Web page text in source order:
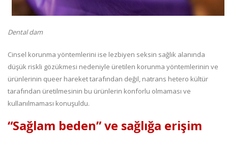
Dental dam
Cinsel korunma yöntemlerini ise lezbiyen seksin sağlık alanında
düşük riskli gözükmesi nedeniyle üretilen korunma yöntemlerinin ve
ürünlerinin queer hareket tarafından değil, natrans hetero kültür
tarafından üretilmesinin bu ürünlerin konforlu olmaması ve
kullanılmaması konuşuldu.
“Sağlam beden” ve sağlığa erişim